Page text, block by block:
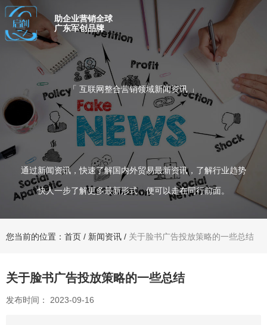
助企业营销全球
广东军创品牌
「 互联网整合营销领域新闻资讯 」
通过新闻资讯，快速了解国内外贸易最新资讯，了解行业趋势
快人一步了解更多最新形式，便可以走在同行前面。
您当前的位置：首页 / 新闻资讯 / 关于脸书广告投放策略的一些总结
关于脸书广告投放策略的一些总结
发布时间： 2023-09-16